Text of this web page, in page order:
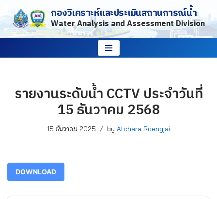
Skip
to
กองวิเคราะห์และประเมินสถานการณ์น้ำ
Water Analysis and Assessment Division
รายงานระดับน้ำ CCTV ประจำวันที่
15 ธันวาคม 2568
15 ธันวาคม 2025 by Atchara Roengjai
DOWNLOAD